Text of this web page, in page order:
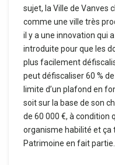
sujet, la Ville de Vanves
comme une ville très
il y a une innovation qui
introduite pour que les
plus facilement
peut défiscaliser 60 %
limite d’un plafond en
soit sur la base de son
de 60 000 €, à condition
organisme habilité et ça
Patrimoine en fait partie.